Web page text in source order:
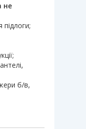
не
б/в,